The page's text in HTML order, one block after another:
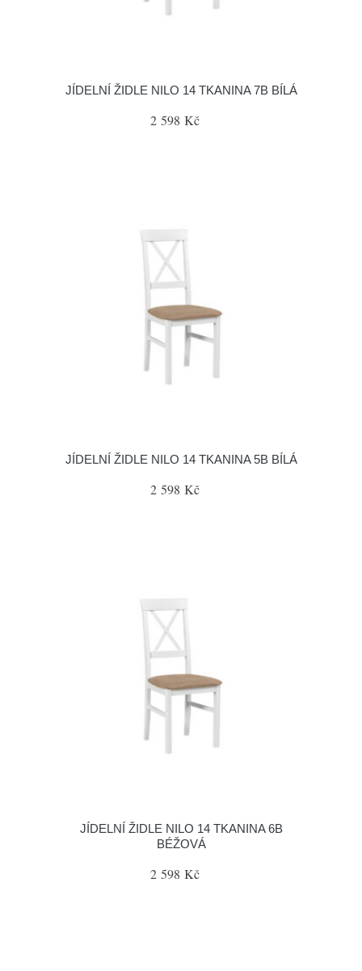
JÍDELNÍ ŽIDLE NILO 14 TKANINA 7B BÍLÁ
2 598 Kč
JÍDELNÍ ŽIDLE NILO 14 TKANINA 5B BÍLÁ
2 598 Kč
JÍDELNÍ ŽIDLE NILO 14 TKANINA 6B
BÉŽOVÁ
2 598 Kč